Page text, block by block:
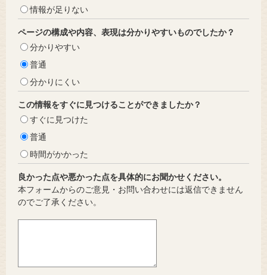
情報が足りない
ページの構成や内容、表現は分かりやすいものでしたか？
分かりやすい
普通
分かりにくい
この情報をすぐに見つけることができましたか？
すぐに見つけた
普通
時間がかかった
良かった点や悪かった点を具体的にお聞かせください。
本フォームからのご意見・お問い合わせには返信できません
のでご了承ください。